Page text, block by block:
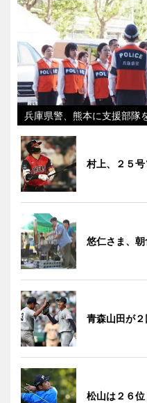
兵庫県警、熊本に支援部隊
村上、２５
悠仁さま、
青森山田が
松山は２６